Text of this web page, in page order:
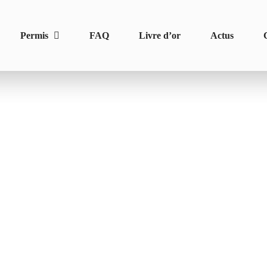
Permis FAQ Livre d’or Actus